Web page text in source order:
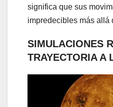
significa que sus
impredecibles más allá
SIMULACIONES
TRAYECTORIA A